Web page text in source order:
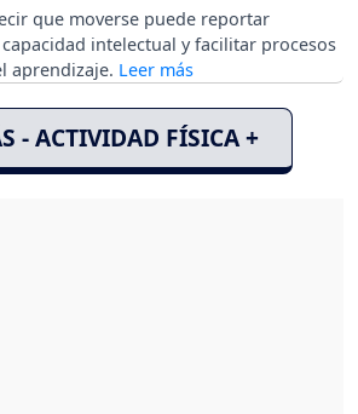
que moverse puede reportar
intelectual y facilitar procesos
aprendizaje.
- ACTIVIDAD FÍSICA +